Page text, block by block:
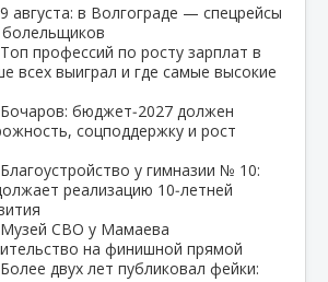
9 августа: в Волгограде — спецрейсы
болельщиков
Топ профессий по росту зарплат в
всех выиграл и где самые высокие
Бочаров: бюджет‑2027 должен
соцподдержку и рост
Благоустройство у гимназии № 10:
реализацию 10‑летней
Музей СВО у Мамаева
на финишной прямой
Более двух лет публиковал фейки: